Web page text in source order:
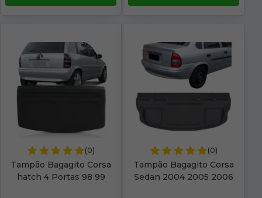
(0)
Tampão Bagagito Corsa
hatch 4 Portas 98 99
(0)
Tampão Bagagito Corsa
Sedan 2004 2005 2006